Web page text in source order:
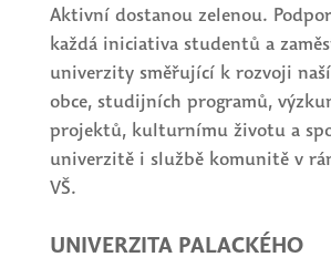
Aktivní dostanou zelenou.
každá iniciativa studentů a
univerzity směřující k rozvoji
obce, studijních programů,
projektů, kulturnímu životu a
univerzitě i službě komunitě v
VŠ.
UNIVERZITA PALACKÉHO